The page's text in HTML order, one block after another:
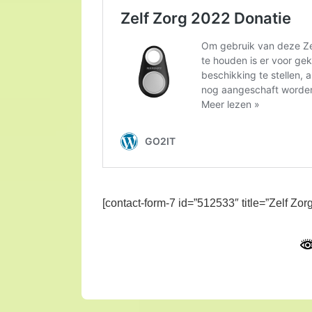
[contact-form-7 id=”512533″ title=”Zelf